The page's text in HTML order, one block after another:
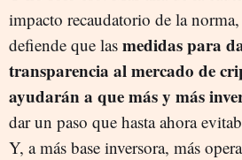
impacto recaudatorio de la
defiende que las medidas para
transparencia al mercado de
ayudarán a que más y más
dar un paso que hasta ahora
Y, a más base inversora, más